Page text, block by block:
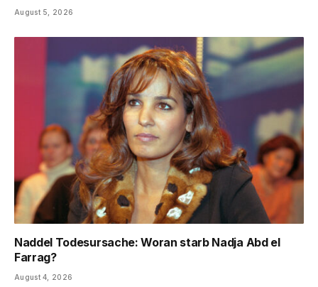
August 5, 2026
Naddel Todesursache: Woran starb Nadja Abd el
Farrag?
August 4, 2026